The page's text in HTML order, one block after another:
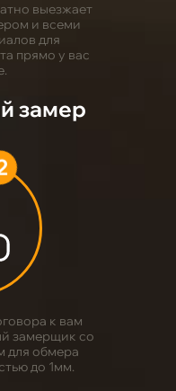
выезжает
и всеми
для
прямо у вас
замер
2
к вам
замерщик со
для обмера
до 1мм.